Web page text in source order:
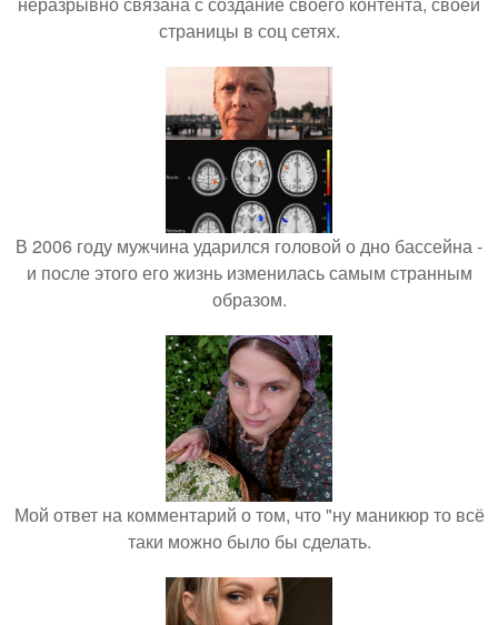
страницы в соц сетях.
В 2006 году мужчина ударился головой о дно бассейна -
и после этого его жизнь изменилась самым странным
образом.
Мой ответ на комментарий о том, что "ну маникюр то всё
таки можно было бы сделать.